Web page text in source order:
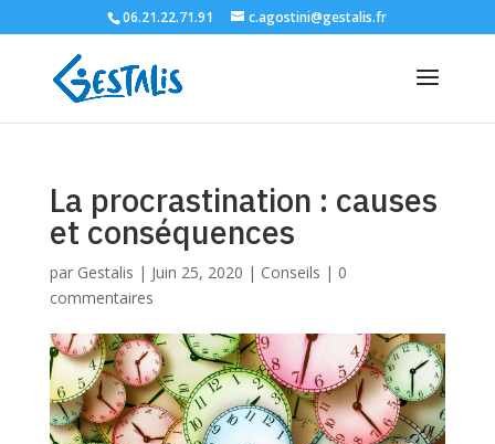
06.21.22.71.91 c.agostini@gestalis.fr
La procrastination : causes
et conséquences
par Gestalis | Juin 25, 2020 | Conseils | 0
commentaires